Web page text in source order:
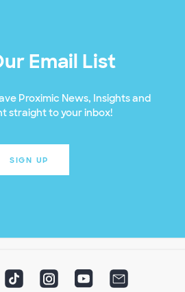
Email List
Proximic News, Insights and
straight to your inbox!
SIGN UP